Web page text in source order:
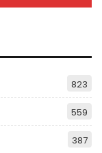
823
559
387